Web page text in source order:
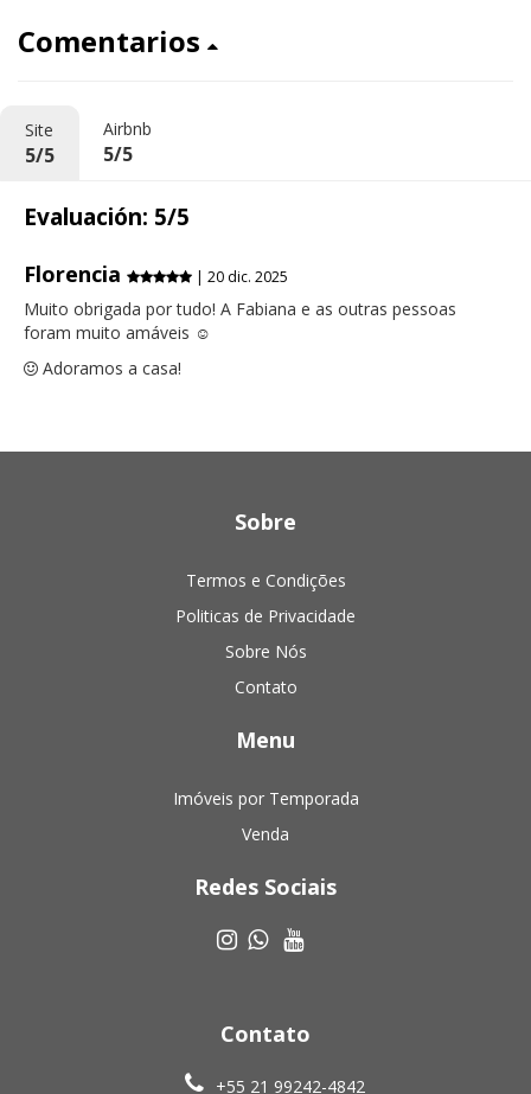
Comentarios
Site
5/5
Airbnb
5/5
Evaluación: 5/5
Florencia | 20 dic. 2025
Muito obrigada por tudo! A Fabiana e as outras pessoas
foram muito amáveis ☺️
Adoramos a casa!
Sobre
Termos e Condições
Politicas de Privacidade
Sobre Nós
Contato
Menu
Imóveis por Temporada
Venda
Redes Sociais
Contato
+55 21 99242-4842